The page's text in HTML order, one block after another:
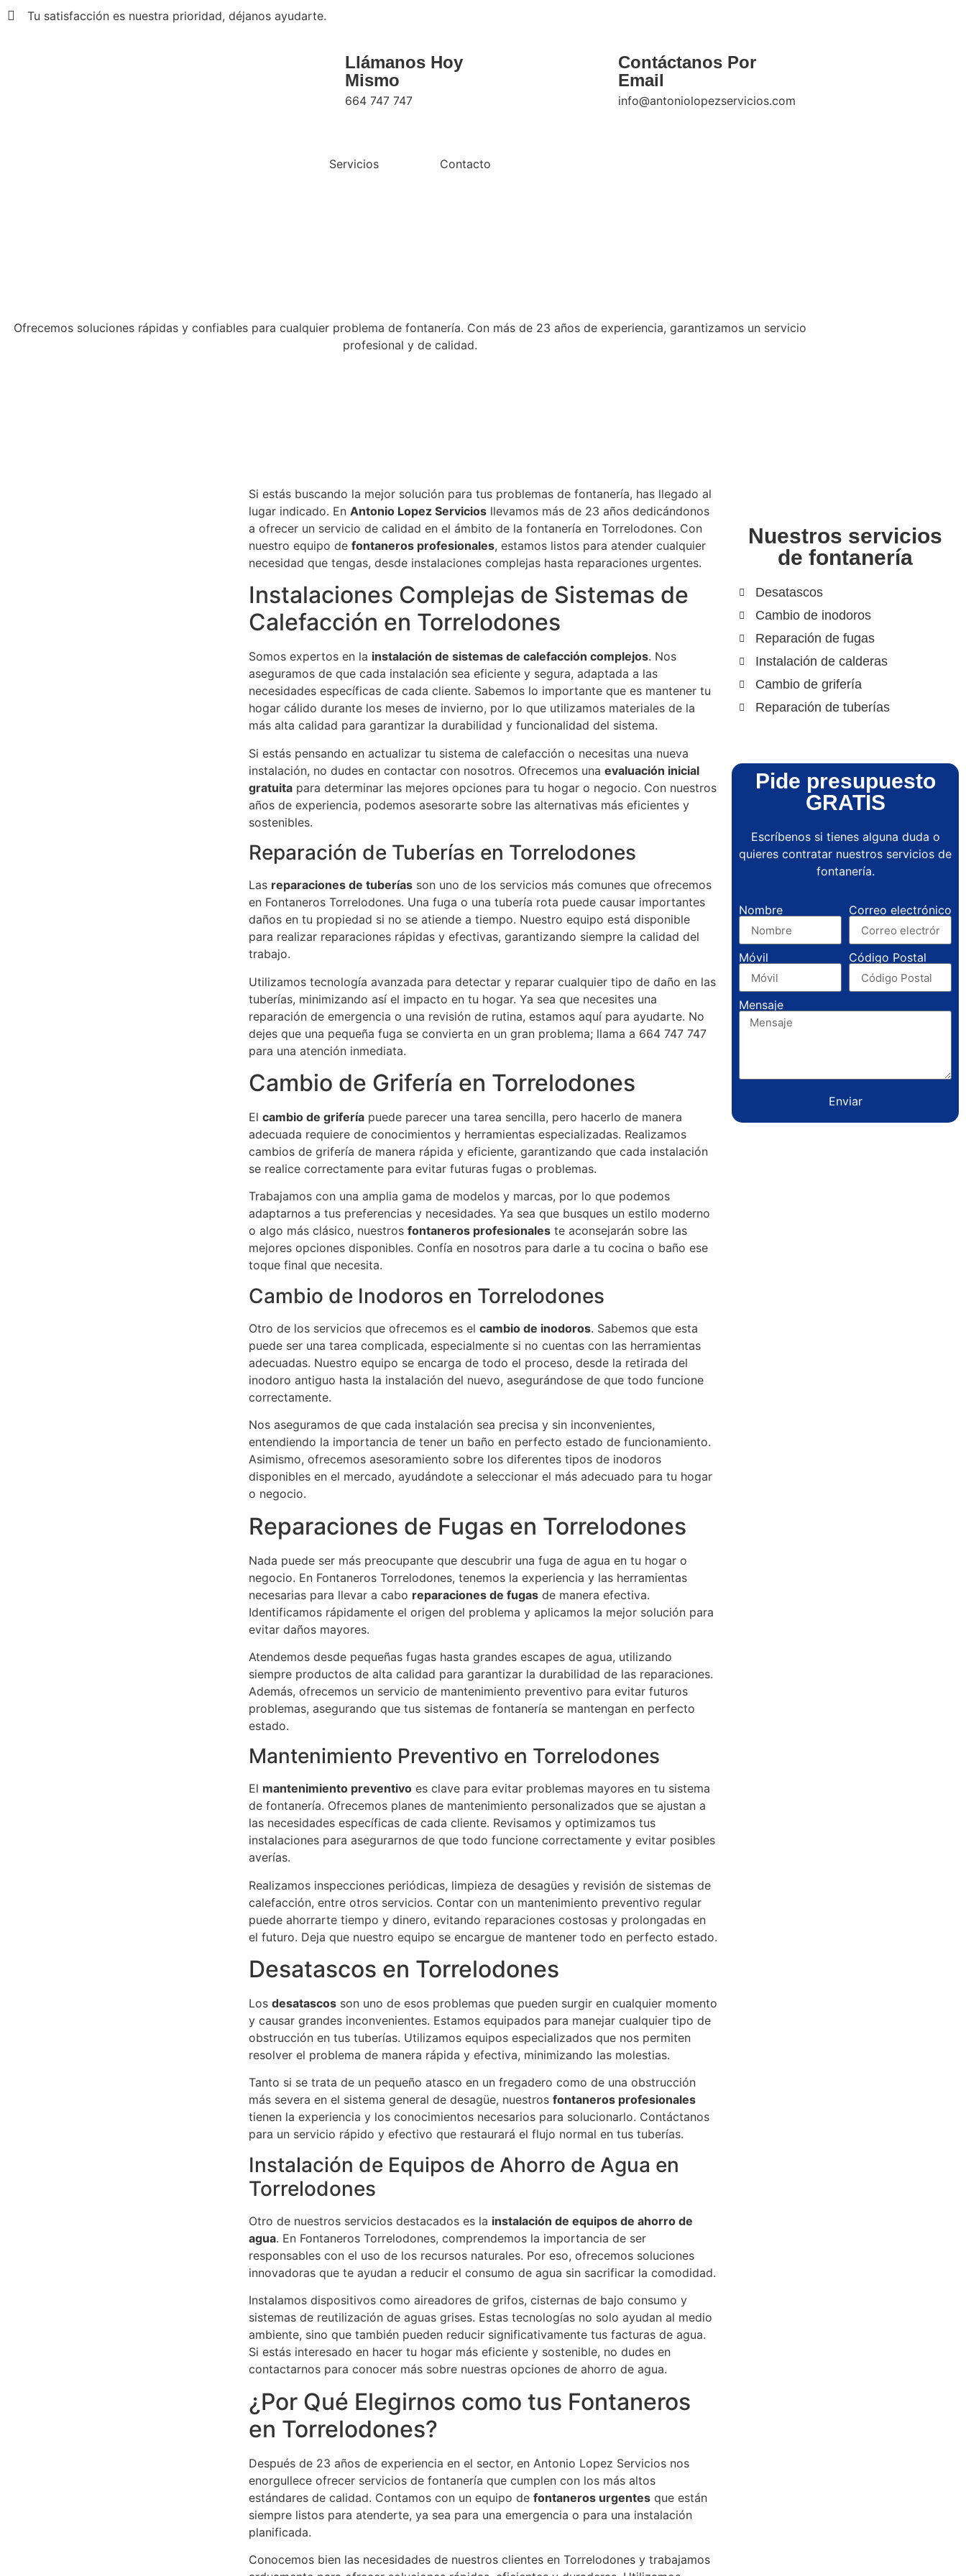
Tu satisfacción es nuestra prioridad, déjanos ayudarte.
Llámanos Hoy
Mismo
664 747 747
Contáctanos Por
Email
info@antoniolopezservicios.com
Servicios Contacto
Ofrecemos soluciones rápidas y confiables para cualquier problema de fontanería. Con más de 23 años de experiencia, garantizamos un servicio
profesional y de calidad.
Si estás buscando la mejor solución para tus problemas de fontanería, has llegado al
lugar indicado. En Antonio Lopez Servicios llevamos más de 23 años dedicándonos
a ofrecer un servicio de calidad en el ámbito de la fontanería en Torrelodones. Con
nuestro equipo de fontaneros profesionales, estamos listos para atender cualquier
necesidad que tengas, desde instalaciones complejas hasta reparaciones urgentes.
Instalaciones Complejas de Sistemas de
Calefacción en Torrelodones
Somos expertos en la instalación de sistemas de calefacción complejos. Nos
aseguramos de que cada instalación sea eficiente y segura, adaptada a las
necesidades específicas de cada cliente. Sabemos lo importante que es mantener tu
hogar cálido durante los meses de invierno, por lo que utilizamos materiales de la
más alta calidad para garantizar la durabilidad y funcionalidad del sistema.
Si estás pensando en actualizar tu sistema de calefacción o necesitas una nueva
instalación, no dudes en contactar con nosotros. Ofrecemos una evaluación inicial
gratuita para determinar las mejores opciones para tu hogar o negocio. Con nuestros
años de experiencia, podemos asesorarte sobre las alternativas más eficientes y
sostenibles.
Reparación de Tuberías en Torrelodones
Las reparaciones de tuberías son uno de los servicios más comunes que ofrecemos
en Fontaneros Torrelodones. Una fuga o una tubería rota puede causar importantes
daños en tu propiedad si no se atiende a tiempo. Nuestro equipo está disponible
para realizar reparaciones rápidas y efectivas, garantizando siempre la calidad del
trabajo.
Utilizamos tecnología avanzada para detectar y reparar cualquier tipo de daño en las
tuberías, minimizando así el impacto en tu hogar. Ya sea que necesites una
reparación de emergencia o una revisión de rutina, estamos aquí para ayudarte. No
dejes que una pequeña fuga se convierta en un gran problema; llama a 664 747 747
para una atención inmediata.
Cambio de Grifería en Torrelodones
El cambio de grifería puede parecer una tarea sencilla, pero hacerlo de manera
adecuada requiere de conocimientos y herramientas especializadas. Realizamos
cambios de grifería de manera rápida y eficiente, garantizando que cada instalación
se realice correctamente para evitar futuras fugas o problemas.
Trabajamos con una amplia gama de modelos y marcas, por lo que podemos
adaptarnos a tus preferencias y necesidades. Ya sea que busques un estilo moderno
o algo más clásico, nuestros fontaneros profesionales te aconsejarán sobre las
mejores opciones disponibles. Confía en nosotros para darle a tu cocina o baño ese
toque final que necesita.
Cambio de Inodoros en Torrelodones
Otro de los servicios que ofrecemos es el cambio de inodoros. Sabemos que esta
puede ser una tarea complicada, especialmente si no cuentas con las herramientas
adecuadas. Nuestro equipo se encarga de todo el proceso, desde la retirada del
inodoro antiguo hasta la instalación del nuevo, asegurándose de que todo funcione
correctamente.
Nos aseguramos de que cada instalación sea precisa y sin inconvenientes,
entendiendo la importancia de tener un baño en perfecto estado de funcionamiento.
Asimismo, ofrecemos asesoramiento sobre los diferentes tipos de inodoros
disponibles en el mercado, ayudándote a seleccionar el más adecuado para tu hogar
o negocio.
Reparaciones de Fugas en Torrelodones
Nada puede ser más preocupante que descubrir una fuga de agua en tu hogar o
negocio. En Fontaneros Torrelodones, tenemos la experiencia y las herramientas
necesarias para llevar a cabo reparaciones de fugas de manera efectiva.
Identificamos rápidamente el origen del problema y aplicamos la mejor solución para
evitar daños mayores.
Atendemos desde pequeñas fugas hasta grandes escapes de agua, utilizando
siempre productos de alta calidad para garantizar la durabilidad de las reparaciones.
Además, ofrecemos un servicio de mantenimiento preventivo para evitar futuros
problemas, asegurando que tus sistemas de fontanería se mantengan en perfecto
estado.
Mantenimiento Preventivo en Torrelodones
El mantenimiento preventivo es clave para evitar problemas mayores en tu sistema
de fontanería. Ofrecemos planes de mantenimiento personalizados que se ajustan a
las necesidades específicas de cada cliente. Revisamos y optimizamos tus
instalaciones para asegurarnos de que todo funcione correctamente y evitar posibles
averías.
Realizamos inspecciones periódicas, limpieza de desagües y revisión de sistemas de
calefacción, entre otros servicios. Contar con un mantenimiento preventivo regular
puede ahorrarte tiempo y dinero, evitando reparaciones costosas y prolongadas en
el futuro. Deja que nuestro equipo se encargue de mantener todo en perfecto estado.
Desatascos en Torrelodones
Los desatascos son uno de esos problemas que pueden surgir en cualquier momento
y causar grandes inconvenientes. Estamos equipados para manejar cualquier tipo de
obstrucción en tus tuberías. Utilizamos equipos especializados que nos permiten
resolver el problema de manera rápida y efectiva, minimizando las molestias.
Tanto si se trata de un pequeño atasco en un fregadero como de una obstrucción
más severa en el sistema general de desagüe, nuestros fontaneros profesionales
tienen la experiencia y los conocimientos necesarios para solucionarlo. Contáctanos
para un servicio rápido y efectivo que restaurará el flujo normal en tus tuberías.
Instalación de Equipos de Ahorro de Agua en
Torrelodones
Otro de nuestros servicios destacados es la instalación de equipos de ahorro de
agua. En Fontaneros Torrelodones, comprendemos la importancia de ser
responsables con el uso de los recursos naturales. Por eso, ofrecemos soluciones
innovadoras que te ayudan a reducir el consumo de agua sin sacrificar la comodidad.
Instalamos dispositivos como aireadores de grifos, cisternas de bajo consumo y
sistemas de reutilización de aguas grises. Estas tecnologías no solo ayudan al medio
ambiente, sino que también pueden reducir significativamente tus facturas de agua.
Si estás interesado en hacer tu hogar más eficiente y sostenible, no dudes en
contactarnos para conocer más sobre nuestras opciones de ahorro de agua.
¿Por Qué Elegirnos como tus Fontaneros
en Torrelodones?
Después de 23 años de experiencia en el sector, en Antonio Lopez Servicios nos
enorgullece ofrecer servicios de fontanería que cumplen con los más altos
estándares de calidad. Contamos con un equipo de fontaneros urgentes que están
siempre listos para atenderte, ya sea para una emergencia o para una instalación
planificada.
Conocemos bien las necesidades de nuestros clientes en Torrelodones y trabajamos
Nuestros servicios
de fontanería
Desatascos
Cambio de inodoros
Reparación de fugas
Instalación de calderas
Cambio de grifería
Reparación de tuberías
Pide presupuesto
GRATIS
Escríbenos si tienes alguna duda o
quieres contratar nuestros servicios de
fontanería.
Nombre Correo electrónico
Móvil Código Postal
Mensaje
Enviar